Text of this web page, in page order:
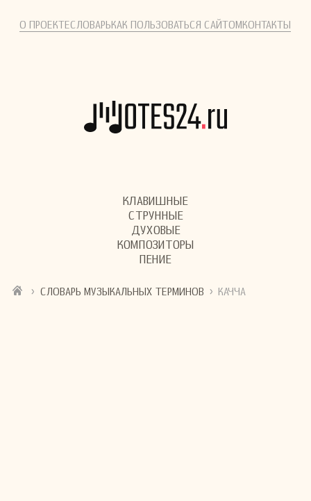
О ПРОЕКТЕСЛОВАРЬКАК ПОЛЬЗОВАТЬСЯ САЙТОМКОНТАКТЫ
КЛАВИШНЫЕ
СТРУННЫЕ
ДУХОВЫЕ
КОМПОЗИТОРЫ
ПЕНИЕ
› СЛОВАРЬ МУЗЫКАЛЬНЫХ ТЕРМИНОВ › КАЧЧА